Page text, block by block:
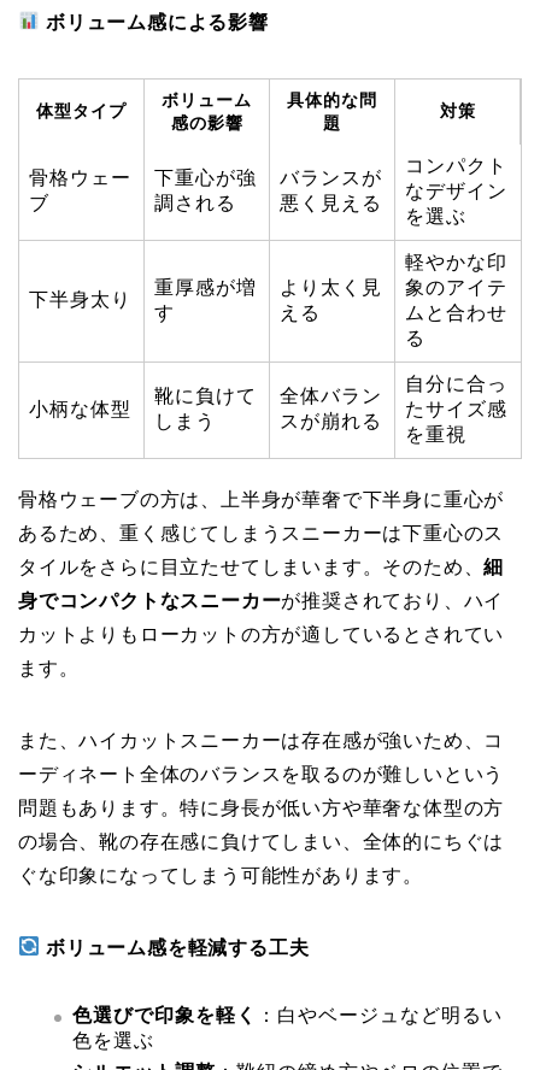
ボリューム感による影響
体型タイプ
ボリューム
感の影響
具体的な問
題
対策
骨格ウェー
ブ
下重心が強
調される
バランスが
悪く見える
コンパクト
なデザイン
を選ぶ
下半身太り
重厚感が増
す
より太く見
える
軽やかな印
象のアイテ
ムと合わせ
る
小柄な体型
靴に負けて
しまう
全体バラン
スが崩れる
自分に合っ
たサイズ感
を重視
骨格ウェーブの方は、上半身が華奢で下半身に重心が
あるため、重く感じてしまうスニーカーは下重心のス
タイルをさらに目立たせてしまいます。そのため、細
身でコンパクトなスニーカーが推奨されており、ハイ
カットよりもローカットの方が適しているとされてい
ます。
また、ハイカットスニーカーは存在感が強いため、コ
ーディネート全体のバランスを取るのが難しいという
問題もあります。特に身長が低い方や華奢な体型の方
の場合、靴の存在感に負けてしまい、全体的にちぐは
ぐな印象になってしまう可能性があります。
ボリューム感を軽減する工夫
色選びで印象を軽く
：白やベージュなど明るい
色を選ぶ